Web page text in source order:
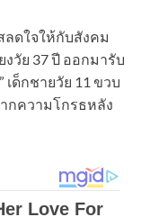
ดใจให้กับสังคม
วัย 37 ปี ออกมารับ
เด็กชายวัย 11 ขวบ
ากความโกรธหลัง